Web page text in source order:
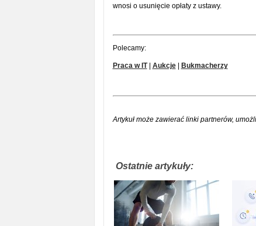
wnosi o usunięcie opłaty z ustawy.
Polecamy:
Praca w IT| Aukcje| Bukmacherzy
Artykuł może zawierać linki partnerów,
Ostatnie artykuły: